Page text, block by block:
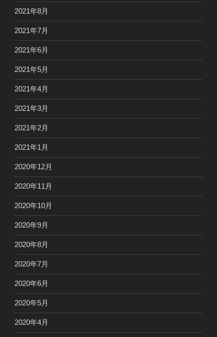
2021年8月
2021年7月
2021年6月
2021年5月
2021年4月
2021年3月
2021年2月
2021年1月
2020年12月
2020年11月
2020年10月
2020年9月
2020年8月
2020年7月
2020年6月
2020年5月
2020年4月